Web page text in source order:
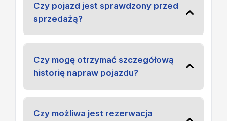
Czy pojazd jest sprawdzony przed
sprzedażą?
Czy mogę otrzymać szczegółową
historię napraw pojazdu?
Czy możliwa jest rezerwacja